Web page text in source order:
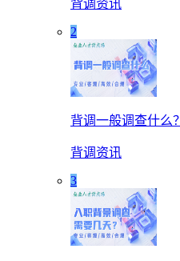
背调资讯
2
背调一般调查什么？
背调资讯
3